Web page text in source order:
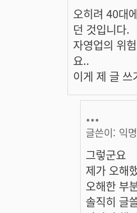
오히려 40대
던 것입니다.
자영업의 위
요..
이게 제 글 쓰
...
글쓴이: 익
그렇군요
제가 오해
오해한 부
솔직히 글